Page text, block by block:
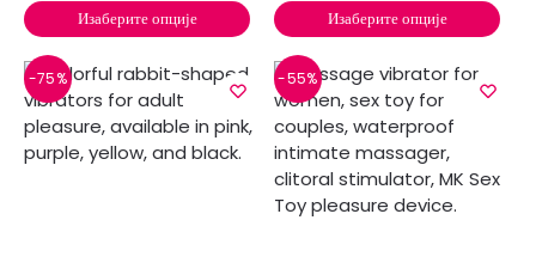
Изаберите опције Изаберите опције
-75% -55%